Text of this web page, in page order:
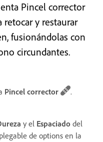
Pincel corrector
y restaurar
fusionándolas con
circundantes.
Pincel corrector .
y el Espaciado del
de options en la